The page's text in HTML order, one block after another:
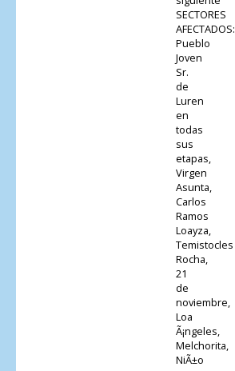
SECTORES
AFECTADOS:
Pueblo
Joven
Sr.
de
Luren
en
todas
sus
etapas,
Virgen
Asunta,
Carlos
Ramos
Loayza,
Temistocles
Rocha,
21
de
noviembre,
Loa
Ã¡ngeles,
Melchorita,
NiÃ±o